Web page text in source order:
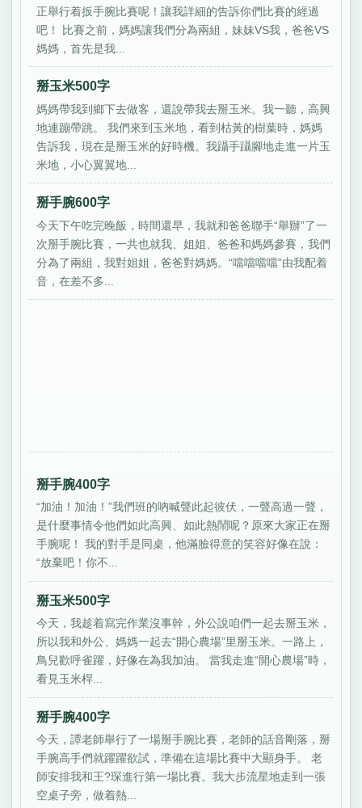
正舉行着扳手腕比賽呢！讓我詳細的告訴你們比賽的經過
吧！ 比賽之前，媽媽讓我們分為兩組，妹妹VS我，爸爸VS
媽媽，首先是我...
掰玉米500字
媽媽帶我到鄉下去做客，還說帶我去掰玉米。我一聽，高興
地連蹦帶跳。 我們來到玉米地，看到枯黃的樹葉時，媽媽
告訴我，現在是掰玉米的好時機。我躡手躡腳地走進一片玉
米地，小心翼翼地...
掰手腕600字
今天下午吃完晚飯，時間還早，我就和爸爸聯手“舉辦”了一
次掰手腕比賽，一共也就我、姐姐、爸爸和媽媽參賽，我們
分為了兩組，我對姐姐，爸爸對媽媽。“噹噹噹噹”由我配着
音，在差不多...
掰手腕400字
“加油！加油！”我們班的吶喊聲此起彼伏，一聲高過一聲，
是什麼事情令他們如此高興、如此熱鬧呢？原來大家正在掰
手腕呢！ 我的對手是同桌，他滿臉得意的笑容好像在說：
“放棄吧！你不...
掰玉米500字
今天，我趁着寫完作業沒事幹，外公說咱們一起去掰玉米，
所以我和外公、媽媽一起去“開心農場”里掰玉米。一路上，
鳥兒歡呼雀躍，好像在為我加油。 當我走進“開心農場”時，
看見玉米桿...
掰手腕400字
今天，譚老師舉行了一場掰手腕比賽，老師的話音剛落，掰
手腕高手們就躍躍欲試，準備在這場比賽中大顯身手。 老
師安排我和王?琛進行第一場比賽。我大步流星地走到一張
空桌子旁，做着熱...